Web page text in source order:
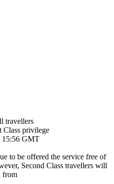
travellers
Class privilege
15:56 GMT
to be offered the service free of
Second Class travellers will
from